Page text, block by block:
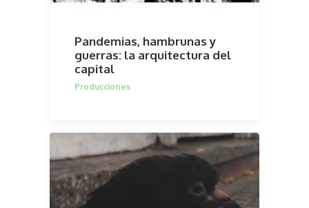
Pandemias, hambrunas y
guerras: la arquitectura del
capital
Producciones